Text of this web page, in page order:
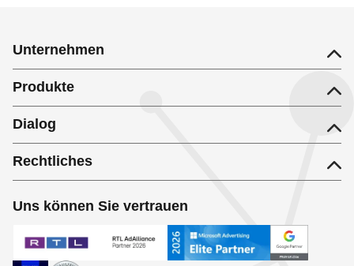
Unternehmen
Produkte
Dialog
Rechtliches
Uns können Sie vertrauen